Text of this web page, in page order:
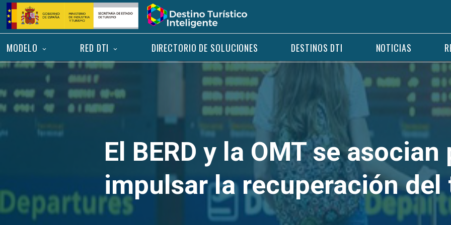
Saltar
contenido
Inicio
MODELO RED DTI DIRECTORIO DE SOLUCIONES DESTINOS DTI NOTICIAS
El BERD y la OMT se asocian
impulsar la recuperación